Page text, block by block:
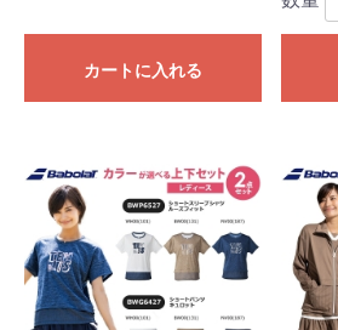
カートに入れる